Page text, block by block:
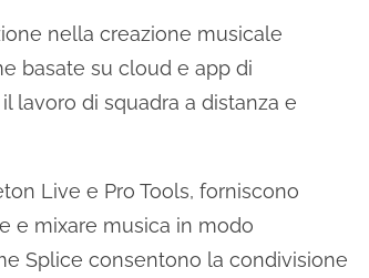
nella creazione musicale
basate su cloud e app di
lavoro di squadra a distanza e
Live e Pro Tools, forniscono
e mixare musica in modo
Splice consentono la condivisione